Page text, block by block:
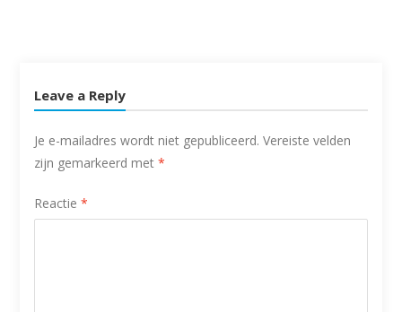
Leave a Reply
Je e-mailadres wordt niet gepubliceerd. Vereiste velden
zijn gemarkeerd met *
Reactie *